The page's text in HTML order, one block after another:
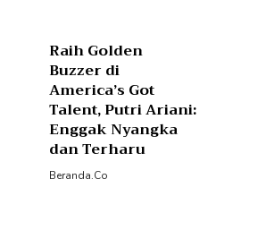
Raih Golden
Buzzer di
America’s Got
Talent, Putri Ariani:
Enggak Nyangka
dan Terharu
Beranda.co